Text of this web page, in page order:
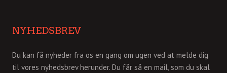
NYHEDSBREV
Du kan få nyheder fra os en gang om ugen ved at melde dig
til vores nyhedsbrev herunder. Du får så en mail, som du skal